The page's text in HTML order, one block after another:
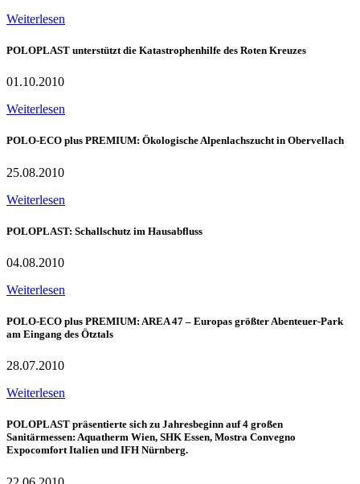
Weiterlesen
POLOPLAST unterstützt die Katastrophenhilfe des Roten Kreuzes
01.10.2010
Weiterlesen
POLO-ECO plus PREMIUM: Ökologische Alpenlachszucht in Obervellach
25.08.2010
Weiterlesen
POLOPLAST: Schallschutz im Hausabfluss
04.08.2010
Weiterlesen
POLO-ECO plus PREMIUM: AREA 47 – Europas größter Abenteuer-Park
am Eingang des Ötztals
28.07.2010
Weiterlesen
POLOPLAST präsentierte sich zu Jahresbeginn auf 4 großen
Sanitärmessen: Aquatherm Wien, SHK Essen, Mostra Convegno
Expocomfort Italien und IFH Nürnberg.